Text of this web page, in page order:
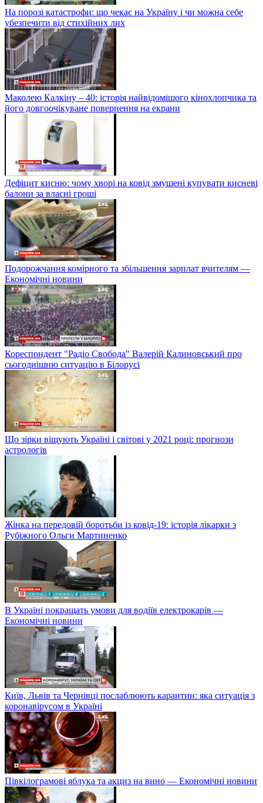
На порозі катастрофи: що чекає на Україну і чи можна себе
убезпечити від стихійних лих
Маколею Калкіну – 40: історія найвідомішого кінохлопчика та
його довгоочікуване повернення на екрани
Дефіцит кисню: чому хворі на ковід змушені купувати кисневі
балони за власні гроші
Подорожчання комірного та збільшення зарплат вчителям —
Економічні новини
Кореспондент "Радіо Свобода" Валерій Калиновський про
сьогоднішню ситуацію в Білорусі
Що зірки віщують Україні і світові у 2021 році: прогнози
астрологів
Жінка на передовій боротьби із ковід-19: історія лікарки з
Рубіжного Ольги Мартиненко
В Україні покращать умови для водіїв електрокарів —
Економічні новини
Київ, Львів та Чернівці послаблюють карантин: яка ситуація з
коронавірусом в Україні
Півкілограмові яблука та акциз на вино — Економічні новини